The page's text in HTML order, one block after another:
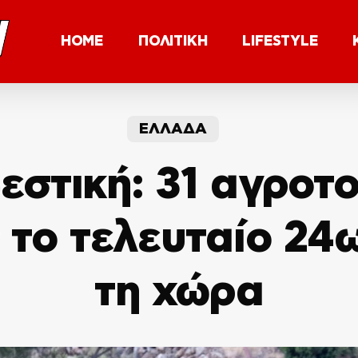
HOME ΠΟΛΙΤΙΚΗ LIFESTYLE
ΕΛΛΑΔΑ
31
το τελευταίο
τη χώρα